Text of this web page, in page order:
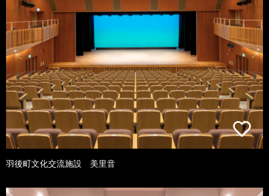
羽後町文化交流施設 美里音